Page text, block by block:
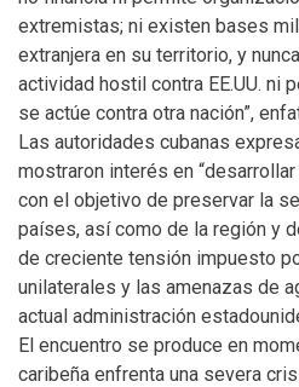
extremistas; ni existen bases
extranjera en su territorio, y
actividad hostil contra EE.UU. ni
se actúe contra otra nación”,
Las autoridades cubanas
mostraron interés en
con el objetivo de preservar la
países, así como de la región y
de creciente tensión impuesto
unilaterales y las amenazas de
actual administración
El encuentro se produce en
caribeña enfrenta una severa